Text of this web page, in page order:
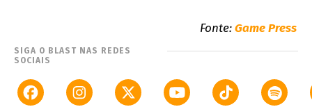
Fonte:Game Press
SIGA O BLAST NAS REDES
SOCIAIS